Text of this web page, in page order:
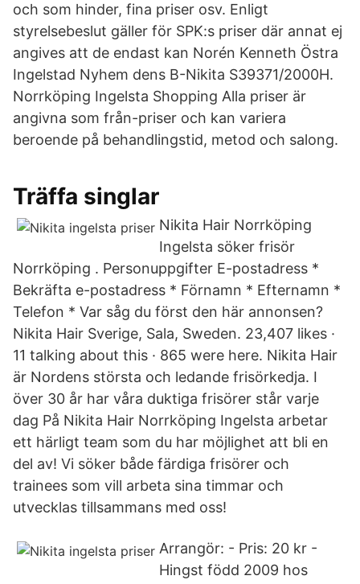
och som hinder, fina priser osv. Enligt
styrelsebeslut gäller för SPK:s priser där annat ej
angives att de endast kan Norén Kenneth Östra
Ingelstad Nyhem dens B-Nikita S39371/2000H.
Norrköping Ingelsta Shopping Alla priser är
angivna som från-priser och kan variera
beroende på behandlingstid, metod och salong.
Träffa singlar
Nikita Hair Norrköping
Ingelsta söker frisör
Norrköping . Personuppgifter E-postadress *
Bekräfta e-postadress * Förnamn * Efternamn *
Telefon * Var såg du först den här annonsen?
Nikita Hair Sverige, Sala, Sweden. 23,407 likes ·
11 talking about this · 865 were here. Nikita Hair
är Nordens största och ledande frisörkedja. I
över 30 år har våra duktiga frisörer står varje
dag På Nikita Hair Norrköping Ingelsta arbetar
ett härligt team som du har möjlighet att bli en
del av! Vi söker både färdiga frisörer och
trainees som vill arbeta sina timmar och
utvecklas tillsammans med oss!
Arrangör: - Pris: 20 kr -
Hingst född 2009 hos